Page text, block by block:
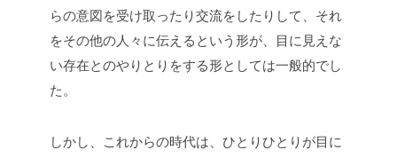
らの意図を受け取ったり交流をしたりして、それ
をその他の人々に伝えるという形が、目に見えな
い存在とのやりとりをする形としては一般的でし
た。
しかし、これからの時代は、ひとりひとりが目に